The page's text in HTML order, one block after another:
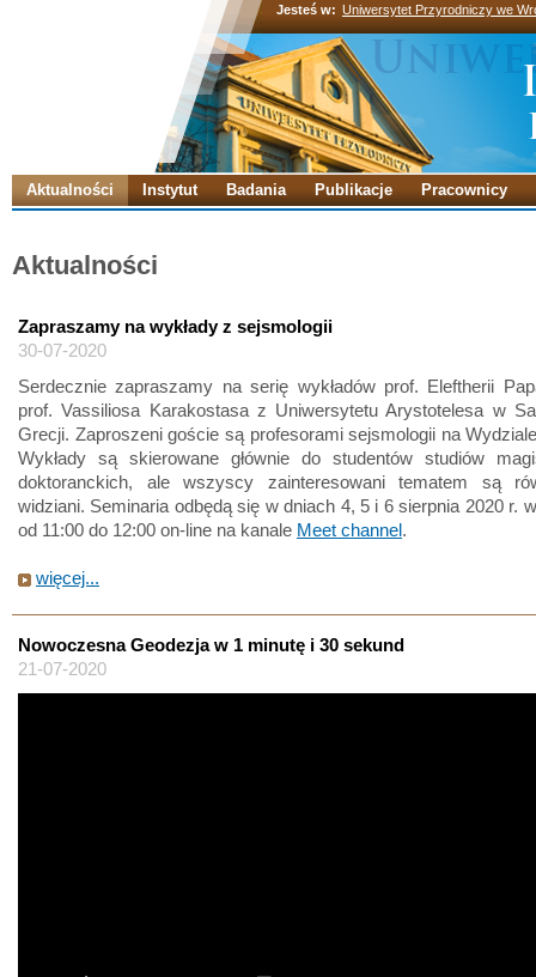
Jesteś w: Uniwersytet Przyrodniczy we
Aktualności Instytut Badania Publikacje Pracownicy
Aktualności
Zapraszamy na wykłady z sejsmologii
30-07-2020
Serdecznie zapraszamy na serię wykładów prof. Eleftherii
prof. Vassiliosa Karakostasa z Uniwersytetu Arystotelesa w
Grecji. Zaproszeni goście są profesorami sejsmologii na
Wykłady są skierowane głównie do studentów studiów
doktoranckich, ale wszyscy zainteresowani tematem są
widziani. Seminaria odbędą się w dniach 4, 5 i 6 sierpnia 2020 r.
od 11:00 do 12:00 on-line na kanale Meet channel.
więcej...
Nowoczesna Geodezja w 1 minutę i 30 sekund
21-07-2020